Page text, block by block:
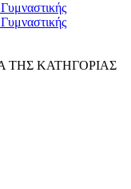
ΤΗΣ ΚΑΤΗΓΟΡΙΑΣ